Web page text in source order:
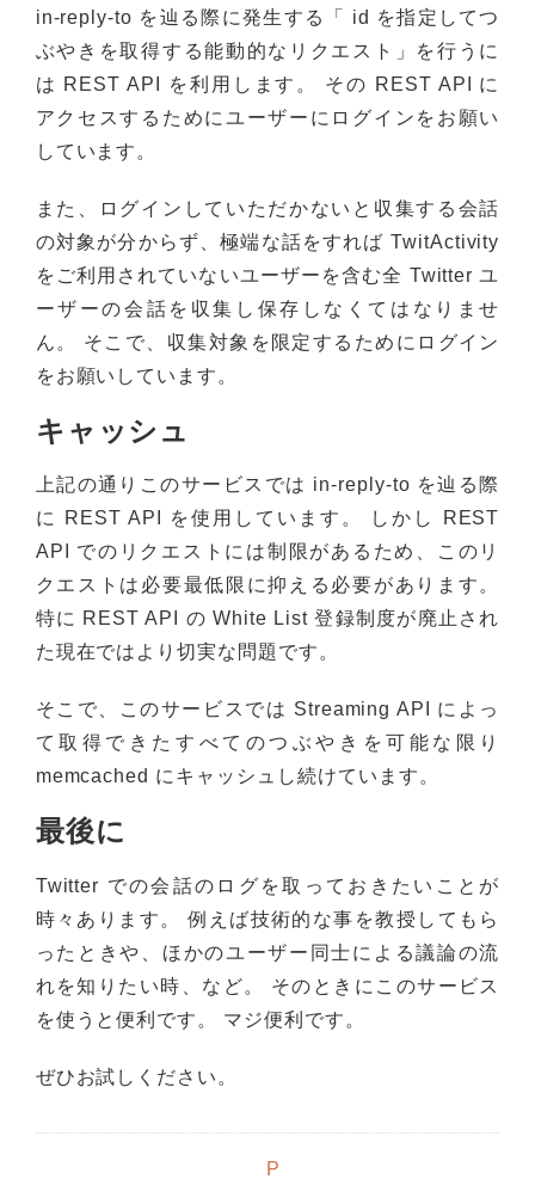
in-reply-to を辿る際に発生する「 id を指定してつ
ぶやきを取得する能動的なリクエスト」を行うに
は REST API を利用します。 その REST API に
アクセスするためにユーザーにログインをお願い
しています。
また、ログインしていただかないと収集する会話
の対象が分からず、極端な話をすれば TwitActivity
をご利用されていないユーザーを含む全 Twitter ユ
ーザーの会話を収集し保存しなくてはなりませ
ん。 そこで、収集対象を限定するためにログイン
をお願いしています。
キャッシュ
上記の通りこのサービスでは in-reply-to を辿る際
に REST API を使用しています。 しかし REST
API でのリクエストには制限があるため、このリ
クエストは必要最低限に抑える必要があります。
特に REST API の White List 登録制度が廃止され
た現在ではより切実な問題です。
そこで、このサービスでは Streaming API によっ
て取得できたすべてのつぶやきを可能な限り
memcached にキャッシュし続けています。
最後に
Twitter での会話のログを取っておきたいことが
時々あります。 例えば技術的な事を教授してもら
ったときや、ほかのユーザー同士による議論の流
れを知りたい時、など。 そのときにこのサービス
を使うと便利です。 マジ便利です。
ぜひお試しください。
P